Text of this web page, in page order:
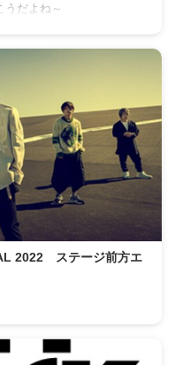
うだよね～
2022 ステージ前方エ